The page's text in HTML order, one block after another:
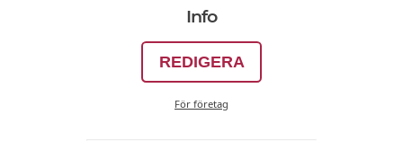
Info
REDIGERA
För företag